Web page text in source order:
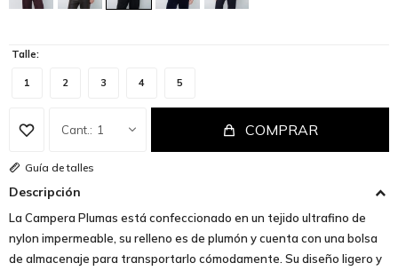
Talle:
1 2 3 4 5
1 COMPRAR
Guía de talles
Descripción
La Campera Plumas está confeccionado en un tejido ultrafino de
nylon impermeable, su relleno es de plumón y cuenta con una bolsa
de almacenaje para transportarlo cómodamente. Su diseño ligero y